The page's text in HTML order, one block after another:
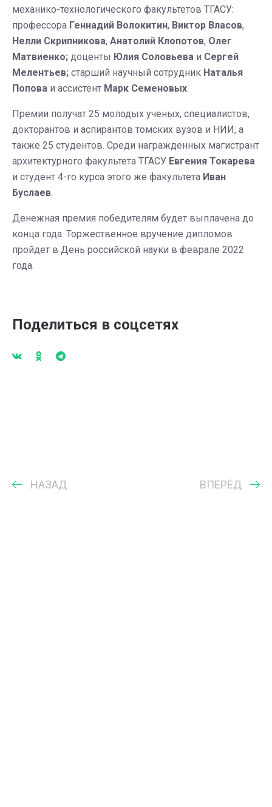
механико-технологического факультетов ТГАСУ:
профессора Геннадий Волокитин, Виктор Власов,
Нелли Скрипникова, Анатолий Клопотов, Олег
Матвиенко; доценты Юлия Соловьева и Сергей
Мелентьев; старший научный сотрудник Наталья
Попова и ассистент Марк Семеновых.
Премии получат 25 молодых ученых, специалистов,
докторантов и аспирантов томских вузов и НИИ, а
также 25 студентов. Среди награжденных магистрант
архитектурного факультета ТГАСУ Евгения Токарева
и студент 4-го курса этого же факультета Иван
Буслаев.
Денежная премия победителям будет выплачена до
конца года. Торжественное вручение дипломов
пройдет в День российской науки в феврале 2022
года.
Поделиться в соцсетях
НАЗАД ВПЕРЁД